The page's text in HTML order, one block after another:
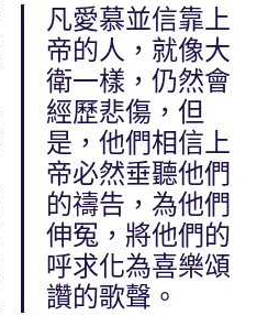
凡愛慕並信靠上
帝的人，就像大
衛一樣，仍然會
經歷悲傷，但
是，他們相信上
帝必然垂聽他們
的禱告，為他們
伸冤，將他們的
呼求化為喜樂頌
讚的歌聲。